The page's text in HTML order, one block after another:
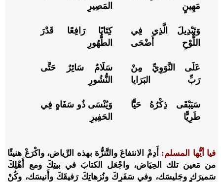
مَهِينٍ
المَصِيرِ
وَتَبْدِيلَ الَّذِي فِي
اللُّوْحِ أَضْحَى
كِتَابًا رَافِعًا قَدْرَ
الطُّهُورِ
عَلَى النَّوَوِيِّ مِنْ
رَبِّ البَرَايا
سَلَامٌ سَائِرٌ حَتَّى
النُّشُورِ
سَيَبْقَى ذِكْرُهُ حَيًّا
طَرِيًّا
وَيُنْسَى ذُو سَفَاهٍ فِي
الحَفِيرِ
فيا أيُّها المسلم: أَدِمْ الانتفاعَ والتَّنزُّهَ بهذه الرِّياض، واكْرَعْ هنيئًا
من مَعين تلك الحِيَاض، واجْعَل الكتابَ في بيتِكَ ومع أَهْلِكَ
سَميرَك وجَليسَك، وفي سَفَرِكَ ونُزهاتِكَ رَفيقَكَ وأَنيسَك، وكُنْ